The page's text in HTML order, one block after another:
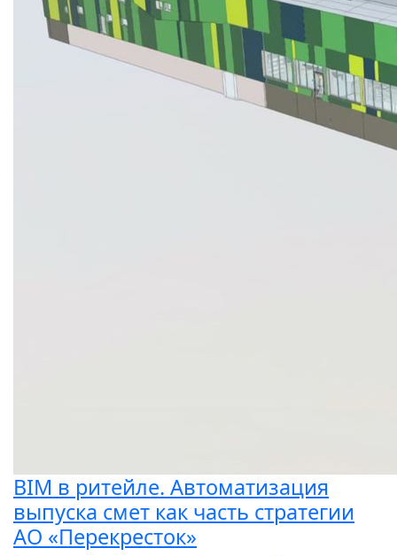
BIM в ритейле. Автоматизация
выпуска смет как часть стратегии
АО «Перекресток»